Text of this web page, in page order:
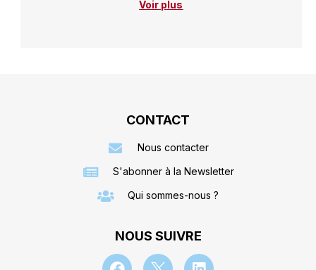
Voir plus
CONTACT
Nous contacter
S'abonner à la Newsletter
Qui sommes-nous ?
NOUS SUIVRE